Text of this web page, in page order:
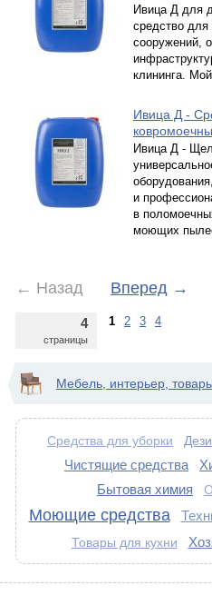
Ивица Д для
средство для
сооружений,
клининга.
Ивица Д -
Ивица Д -
и
в
моющих
← Назад Вперед →
4
страницы
1 2 3 4
Мебель, интерьер,
Средства для уборки
Чистящие средства
Бытовая химия
Моющие средства
Товары для кухни